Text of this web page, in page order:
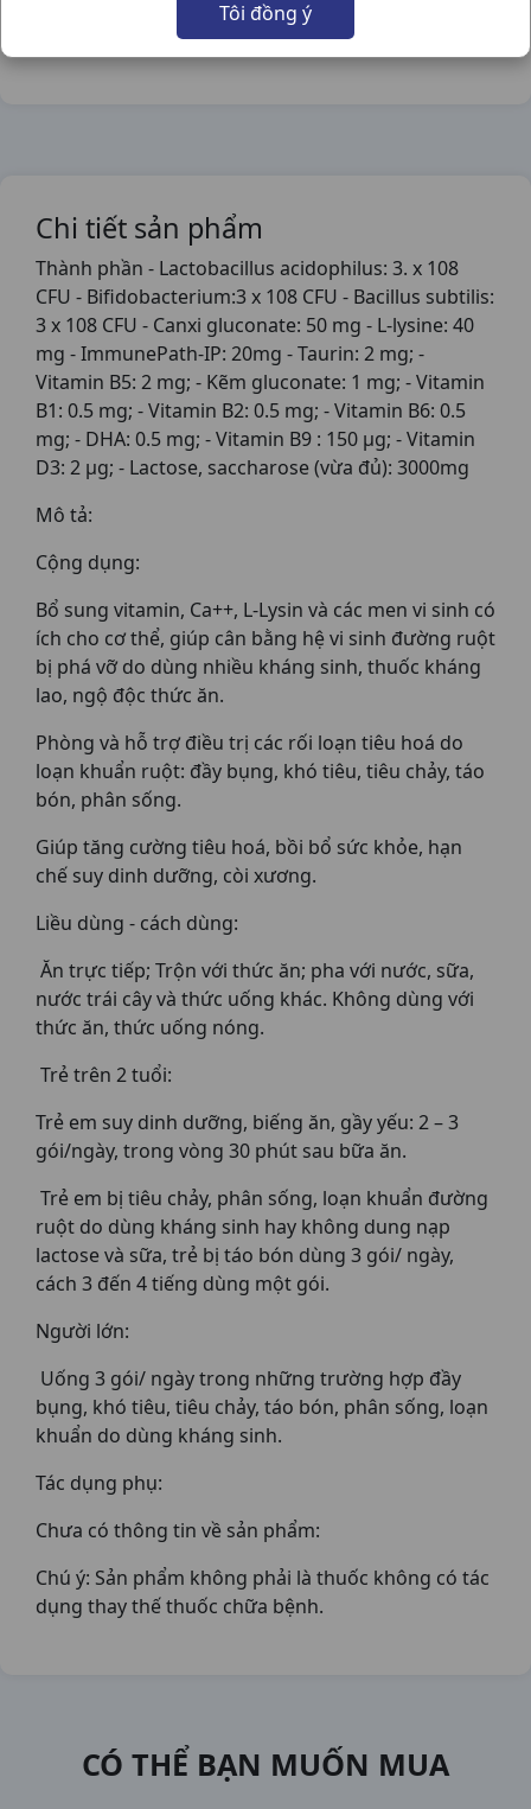
Tôi đồng ý
Chi tiết sản phẩm
Thành phần - Lactobacillus acidophilus: 3. x 108
CFU - Bifidobacterium:3 x 108 CFU - Bacillus subtilis:
3 x 108 CFU - Canxi gluconate: 50 mg - L-lysine: 40
mg - ImmunePath-IP: 20mg - Taurin: 2 mg; -
Vitamin B5: 2 mg; - Kẽm gluconate: 1 mg; - Vitamin
B1: 0.5 mg; - Vitamin B2: 0.5 mg; - Vitamin B6: 0.5
mg; - DHA: 0.5 mg; - Vitamin B9 : 150 µg; - Vitamin
D3: 2 µg; - Lactose, saccharose (vừa đủ): 3000mg
Mô tả:
Cộng dụng:
Bổ sung vitamin, Ca++, L-Lysin và các men vi sinh có
ích cho cơ thể, giúp cân bằng hệ vi sinh đường ruột
bị phá vỡ do dùng nhiều kháng sinh, thuốc kháng
lao, ngộ độc thức ăn.
Phòng và hỗ trợ điều trị các rối loạn tiêu hoá do
loạn khuẩn ruột: đầy bụng, khó tiêu, tiêu chảy, táo
bón, phân sống.
Giúp tăng cường tiêu hoá, bồi bổ sức khỏe, hạn
chế suy dinh dưỡng, còi xương.
Liều dùng - cách dùng:
Ăn trực tiếp; Trộn với thức ăn; pha với nước, sữa,
nước trái cây và thức uống khác. Không dùng với
thức ăn, thức uống nóng.
Trẻ trên 2 tuổi:
Trẻ em suy dinh dưỡng, biếng ăn, gầy yếu: 2 – 3
gói/ngày, trong vòng 30 phút sau bữa ăn.
Trẻ em bị tiêu chảy, phân sống, loạn khuẩn đường
ruột do dùng kháng sinh hay không dung nạp
lactose và sữa, trẻ bị táo bón dùng 3 gói/ ngày,
cách 3 đến 4 tiếng dùng một gói.
Người lớn:
Uống 3 gói/ ngày trong những trường hợp đầy
bụng, khó tiêu, tiêu chảy, táo bón, phân sống, loạn
khuẩn do dùng kháng sinh.
Tác dụng phụ:
Chưa có thông tin về sản phẩm:
Chú ý: Sản phẩm không phải là thuốc không có tác
dụng thay thế thuốc chữa bệnh.
CÓ THỂ BẠN MUỐN MUA